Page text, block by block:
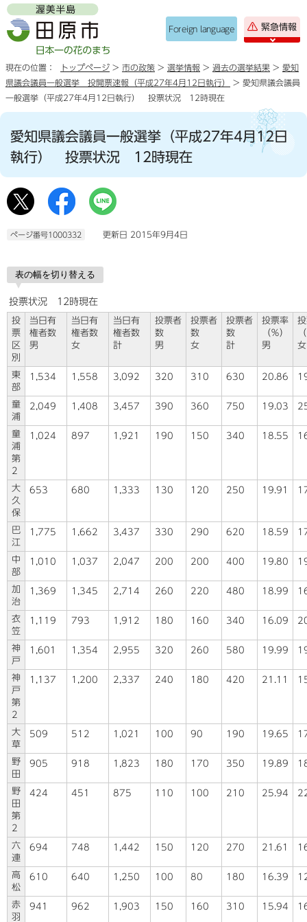
Foreign language 緊急情報
現在の位置： トップページ > 市の政策 > 選挙情報 > 過去の選挙結果 > 愛知
県議会議員一般選挙 投開票速報（平成27年4月12日執行）
> 愛知県議会議員
一般選挙（平成27年4月12日執行） 投票状況 12時現在
愛知県議会議員一般選挙（平成27年4月12日
執行） 投票状況 12時現在
ページ番号1000332 更新日 2015年9月4日
表の幅を切り替える
投票状況 12時現在
投
票
区
別
当日有
権者数
男
当日有
権者数
女
当日有
権者数
計
投票者
数
男
投票者
数
女
投票者
数
計
投票率
（％）
男
女
東
部
1,534 1,558 3,092 320 310 630 20.86
童
浦
2,049 1,408 3,457 390 360 750 19.03
童
浦
第
2
1,024 897 1,921 190 150 340 18.55
大
久
保
653 680 1,333 130 120 250 19.91
巴
江
1,775 1,662 3,437 330 290 620 18.59
中
部
1,010 1,037 2,047 200 200 400 19.80
加
治
1,369 1,345 2,714 260 220 480 18.99
衣
笠
1,119 793 1,912 180 160 340 16.09
神
戸
1,601 1,354 2,955 320 260 580 19.99
神
戸
第
2
1,137 1,200 2,337 240 180 420 21.11
大
草
509 512 1,021 100 90 190 19.65
野
田
905 918 1,823 180 170 350 19.89
野
田
第
2
424 451 875 110 100 210 25.94
六
連
694 748 1,442 150 120 270 21.61
高
松
610 640 1,250 100 80 180 16.39
赤
羽
941 962 1,903 150 160 310 15.94